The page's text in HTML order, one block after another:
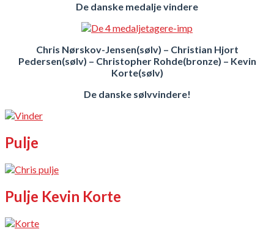
De danske medalje vindere
Chris Nørskov-Jensen(sølv) – Christian Hjort
Pedersen(sølv) – Christopher Rohde(bronze) – Kevin
Korte(sølv)
De danske sølvvindere!
Pulje
Pulje Kevin Korte